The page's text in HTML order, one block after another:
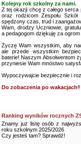
Kolejny rok szkolny za nami.
Z tej okazji chcę z całego
oraz rodzicom Zespołu
spędzony czas, trud i
Wam, drodzy Uczniowie,
a pedagogom dziękuję za
Życzę Wam wszystkim, aby
ale przede wszystkim
baterie! Naszym Absolwentom
przyniesie Wam mnóstwo
Wypoczywajcie bezpiecznie i
Do zobaczenia po wakacjach‼️
Ranking wyników rocznych
Znamy już listę osób z
roku szkolnym 2025/2026
Czy jesteś tam? Sprawdź!